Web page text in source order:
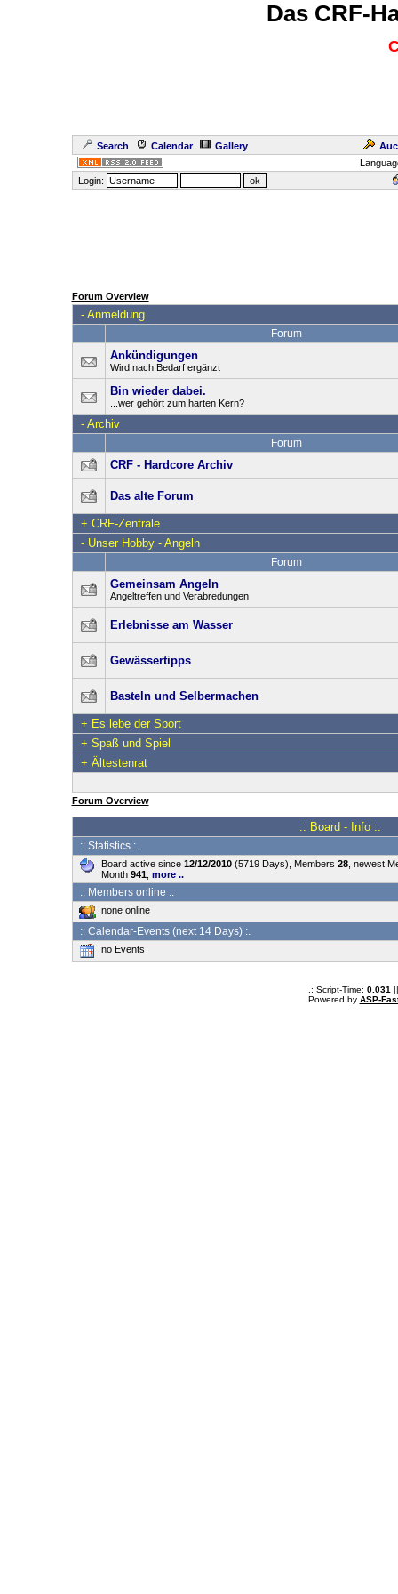
Das CRF-
Search Calendar Gallery
Login:
Forum Overview
- Anmeldung
Forum
Ankündigungen
Wird nach Bedarf ergänzt
Bin wieder dabei.
...wer gehört zum harten Kern?
- Archiv
Forum
CRF - Hardcore Archiv
Das alte Forum
+ CRF-Zentrale
- Unser Hobby - Angeln
Forum
Gemeinsam Angeln
Angeltreffen und Verabredungen
Erlebnisse am Wasser
Gewässertipps
Basteln und Selbermachen
+ Es lebe der Sport
+ Spaß und Spiel
+ Ältestenrat
Forum Overview
.: Board - Info :.
:: Statistics :.
Board active since 12/12/2010(5719 Days), Members 28, newest
Month 941, more ..
:: Members online :.
none online
:: Calendar-Events (next 14 Days) :.
no Events
.: Script-Time: 0.031
Powered by ASP-